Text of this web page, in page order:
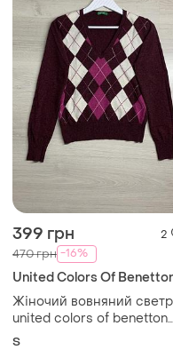
399 грн 2
470 грн -16%
United Colors Of
Жіночий вовняний светр
united colors of benetton
оригінал базовий
S